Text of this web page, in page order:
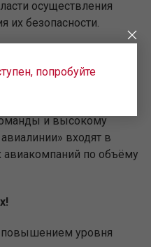
осуществления
их безопасности.
база является
среди российской
высокой
и высокому
входят в
авиакомпаний по объёму
повышением уровня
попробуйте